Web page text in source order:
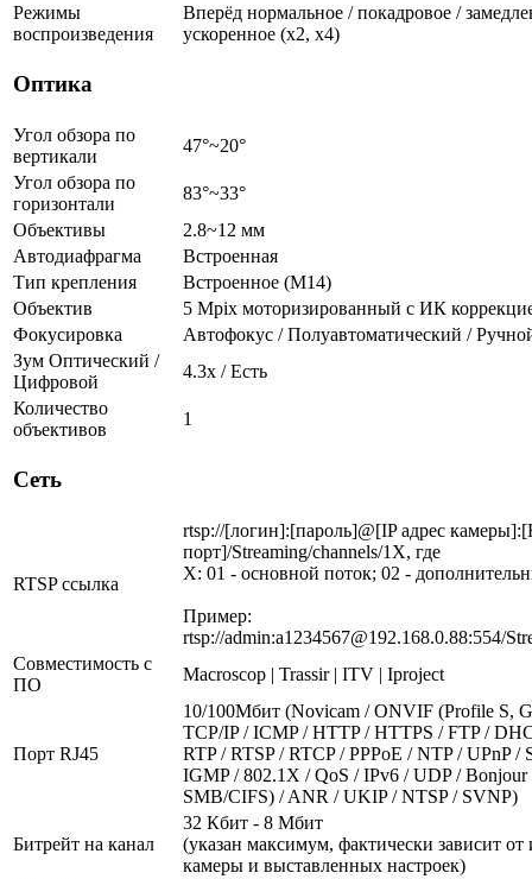
Режимы
воспроизведения
Вперёд нормальное / покадровое /
ускоренное (х2, х4)
Оптика
Угол обзора по
вертикали
47°~20°
Угол обзора по
горизонтали
83°~33°
Объективы
2.8~12 мм
Автодиафрагма
Встроенная
Тип крепления
Встроенное (М14)
Объектив
5 Mpix моторизированный с ИК
Фокусировка
Автофокус / Полуавтоматический /
Зум Оптический /
Цифровой
4.3х / Есть
Количество
объективов
1
Сеть
RTSP ссылка
rtsp://[логин]:[пароль]@[IP адрес
порт]/Streaming/channels/1X, где
X: 01 - основной поток; 02 -
Пример:
rtsp://admin:a1234567@192.168.0.88:554/
Совместимость с
ПО
Macroscop | Trassir | ITV | Iproject
Порт RJ45
10/100Мбит (Novicam / ONVIF (Profile S,
TCP/IP / ICMP / HTTP / HTTPS / FTP /
RTP / RTSP / RTCP / PPPoE / NTP / UPnP /
IGMP / 802.1X / QoS / IPv6 / UDP /
SMB/CIFS) / ANR / UKIP / NTSP / SVNP)
Битрейт на канал
32 Кбит - 8 Мбит
(указан максимум, фактически зависит от
камеры и выставленных настроек)